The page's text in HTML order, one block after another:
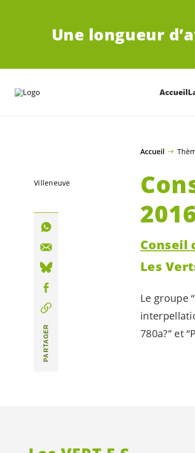
Une longueur
Accueil
Accueil
Conseil
Les
Le groupe
780a?” et
Villeneuve
PARTAGER